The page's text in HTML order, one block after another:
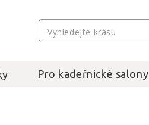
Pro kadeřnické salony